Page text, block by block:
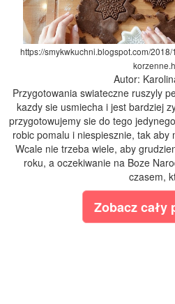
https://smykwkuchni.blogspot.com/
Autor:
Przygotowania swiateczne ruszyly
kazdy sie usmiecha i jest bardziej
przygotowujemy sie do tego
robic pomalu i niespiesznie, tak aby
Wcale nie trzeba wiele, aby
roku, a oczekiwanie na Boze
czasem,
Zobacz cały